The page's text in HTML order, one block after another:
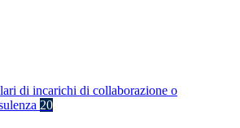
di incarichi di collaborazione o
20